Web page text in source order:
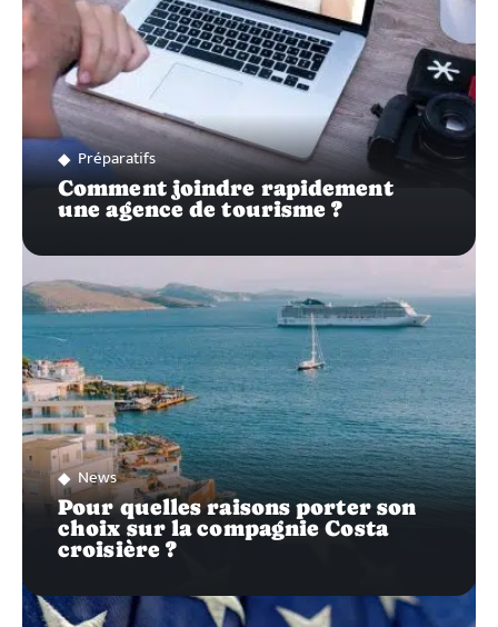
Préparatifs
Comment joindre rapidement
une agence de tourisme ?
News
Pour quelles raisons porter son
choix sur la compagnie Costa
croisière ?